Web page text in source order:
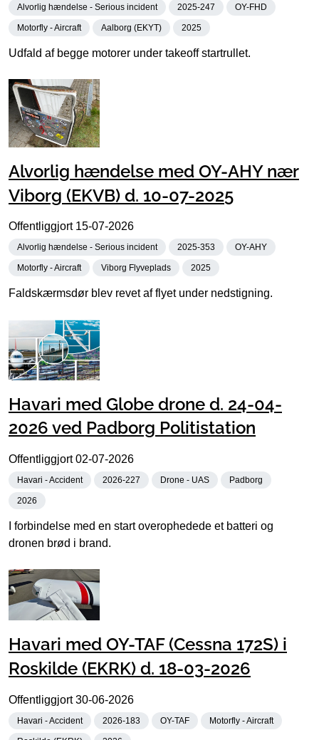
Alvorlig hændelse - Serious incident 2025-247 OY-FHD
Motorfly - Aircraft Aalborg (EKYT) 2025
Udfald af begge motorer under takeoff startrullet.
Alvorlig hændelse med OY-AHY nær
Viborg (EKVB) d. 10-07-2025
Offentliggjort 15-07-2026
Alvorlig hændelse - Serious incident 2025-353 OY-AHY
Motorfly - Aircraft Viborg Flyveplads 2025
Faldskærmsdør blev revet af flyet under nedstigning.
Havari med Globe drone d. 24-04-
2026 ved Padborg Politistation
Offentliggjort02-07-2026
Havari - Accident 2026-227 Drone - UAS Padborg
2026
I forbindelse med en start overophedede et batteri og
dronen brød i brand.
Havari med OY-TAF (Cessna 172S) i
Roskilde (EKRK) d. 18-03-2026
Offentliggjort30-06-2026
Havari - Accident 2026-183 OY-TAF Motorfly - Aircraft